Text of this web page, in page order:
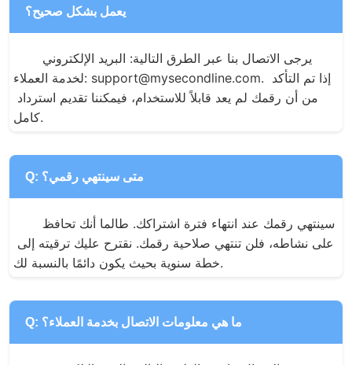
يعمل بشكل صحيح؟
لخدمة العملاء: support@mysecondline.com. إذا تم التأكد
كامل.
Q: متى سينتهي رقمي؟
خطة سنوية بحيث يكون دائمًا بالنسبة لك.
Q: ما هي معلومات الاتصال بخدمة العملاء؟